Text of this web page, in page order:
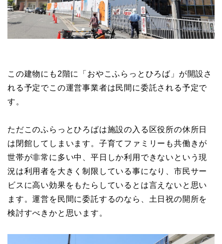
この建物にも2階に「おやこふらっとひろば」が開設さ
れる予定でこの運営事業者は民間に委託される予定で
す。
ただこのふらっとひろばは施設の入る区役所の休所日
は閉館してしまいます。子育てファミリーも共働きが
世帯が非常に多い中、平日しか利用できないという現
況は利用者を大きく制限している事になり、市民サー
ビスに高い効果をもたらしているとは言えないと思い
ます。運営を民間に委託するのなら、土日祝の開所を
検討すべきかと思います。